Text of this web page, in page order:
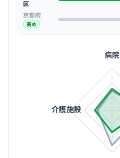
区
京都府
高め
病院
介護施設